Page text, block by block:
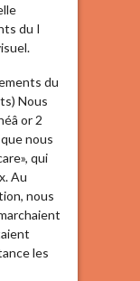
du I
du
Nous
or 2
nous
qui
Au
nous
les